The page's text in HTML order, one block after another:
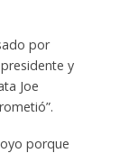
por
y
Joe
porque